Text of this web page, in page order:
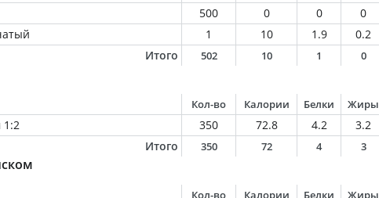
500 0 0 0
1 10 1.9 0.2
Итого
502 10 1 0
Кол-во Калории Белки Жиры
1:2 350 72.8 4.2 3.2
Итого
350 72 4 3
Кол-во Калории Белки Жиры